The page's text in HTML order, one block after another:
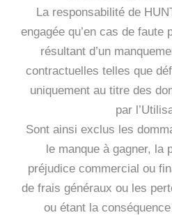
La responsabilité de
engagée qu’en cas de faute
résultant d’un
contractuelles telles que
uniquement au titre des
par
Sont ainsi exclus les
le manque à gagner, la
préjudice commercial ou
de frais généraux ou les
ou étant la